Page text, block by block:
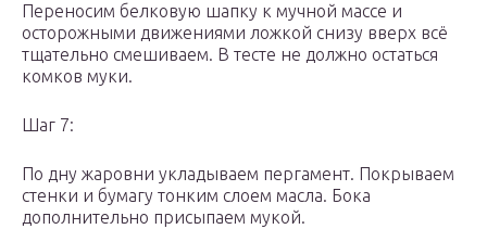
Переносим белковую шапку к мучной массе и
осторожными движениями ложкой снизу вверх всё
тщательно смешиваем. В тесте не должно остаться
комков муки.
Шаг 7:
По дну жаровни укладываем пергамент. Покрываем
стенки и бумагу тонким слоем масла. Бока
дополнительно присыпаем мукой.